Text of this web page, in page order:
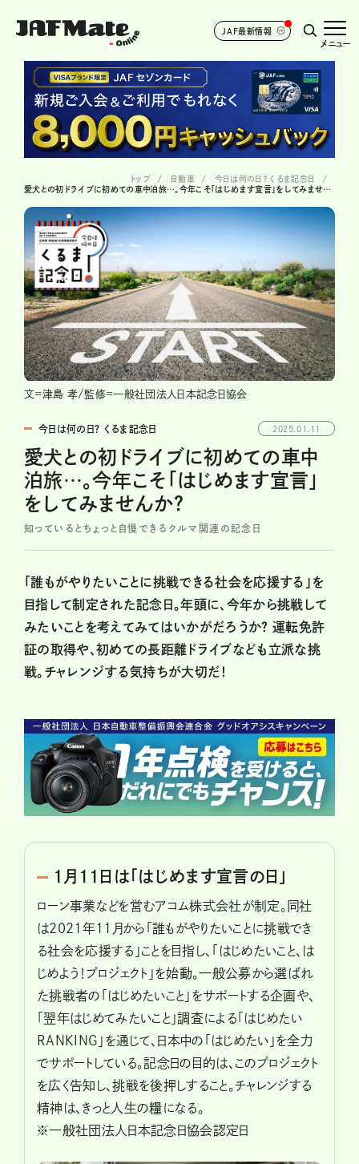
JAF最新情報
メニュー
トップ 自動車
今日は何の日？ くるま記念日
愛犬との初ドライブに初めての車中泊旅…。今年こそ「はじめます宣言」をしてみませんか？
文=津島 孝/監修=一般社団法人日本記念日協会
今日は何の日？ くるま記念日 2025.01.11
愛犬との初ドライブに初めての車中
泊旅…。今年こそ「はじめます宣言」
をしてみませんか？
知っているとちょっと自慢できるクルマ関連の記念日
「誰もがやりたいことに挑戦できる社会を応援する」を
目指して制定された記念日。年頭に、今年から挑戦して
みたいことを考えてみてはいかがだろうか？ 運転免許
証の取得や、初めての長距離ドライブなども立派な挑
戦。チャレンジする気持ちが大切だ！
1月11日は「はじめます宣言の日」
ローン事業などを営むアコム株式会社が制定。同社
は2021年11月から「誰もがやりたいことに挑戦でき
る社会を応援する」ことを目指し、「はじめたいこと、は
じめよう！プロジェクト」を始動。一般公募から選ばれ
た挑戦者の「はじめたいこと」をサポートする企画や、
「翌年はじめてみたいこと」調査による「はじめたい
RANKING」を通じて、日本中の「はじめたい」を全力
でサポートしている。記念日の目的は、このプロジェクト
を広く告知し、挑戦を後押しすること。チャレンジする
精神は、きっと人生の糧になる。
※一般社団法人日本記念日協会認定日